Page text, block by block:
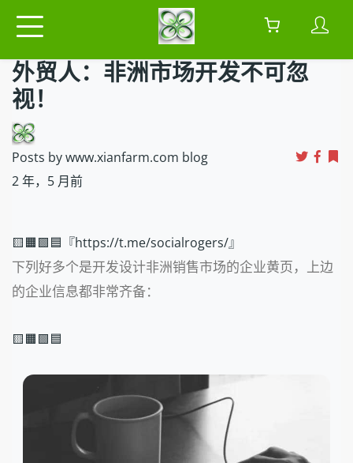
外贸人：非洲市场开发不可忽
视！
Posts by www.xianfarm.com blog
2 年，5 月前
🟨🟧🟩🟦『https://t.me/socialrogers/』
下列好多个是开发设计非洲销售市场的企业黄页，上边
的企业信息都非常齐备：
🟨🟧🟩🟦